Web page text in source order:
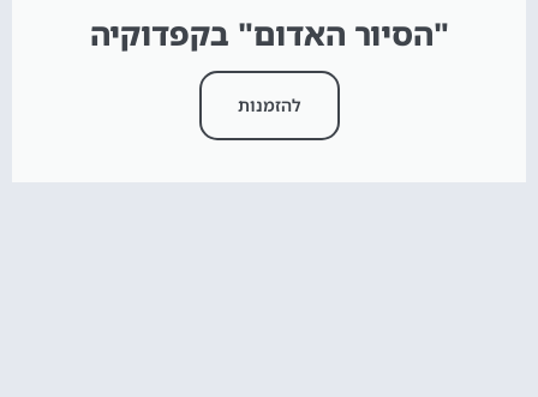
"הסיור האדום" בקפדוקיה
להזמנות